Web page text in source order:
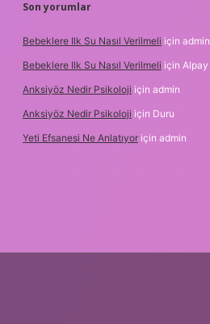
Son yorumlar
Bebeklere Ilk Su Nasıl Verilmeli için admin
Bebeklere Ilk Su Nasıl Verilmeli için Alpay
Anksiyöz Nedir Psikoloji için admin
Anksiyöz Nedir Psikoloji için Duru
Yeti Efsanesi Ne Anlatıyor için admin